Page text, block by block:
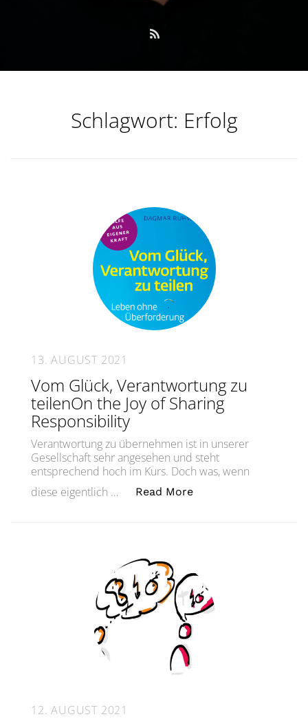
Schlagwort: Erfolg
13. AUGUST 2021
Vom Glück, Verantwortung zu
teilenOn the Joy of Sharing
Responsibility
Verantwortung zu übernehmen ist in unserer
Gesellschaft sehr angesehen und steht
entsprechend hoch im Kurs. Doch was, wenn
diese eigentlich …
Read More„Vom Glück,
12. AUGUST 2021